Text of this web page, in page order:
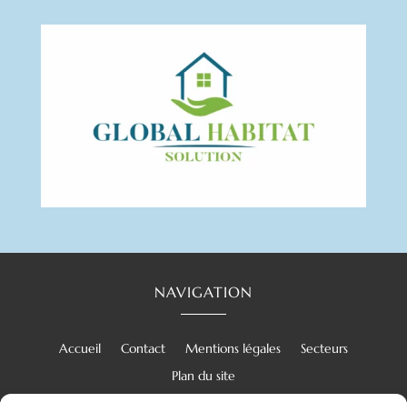
NAVIGATION
Accueil Contact Mentions légales
Secteurs
Plan du site